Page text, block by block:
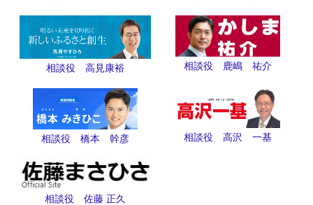
相談役 高見康裕 相談役 鹿嶋 祐介
相談役 橋本 幹彦 相談役 高沢 一基
相談役 佐藤 正久